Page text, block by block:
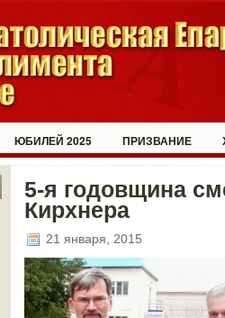
ЮБИЛЕЙ 2025 ПРИЗВАНИЕ
5-я годовщина
Кирхнера
21 января, 2015